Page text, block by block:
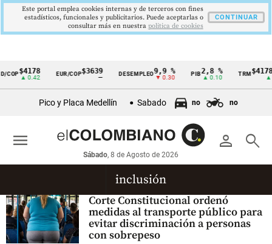
Cintillo
económicos
Colombia
COP$4178
▲ 0.42
EUR/COP$3639
—
DESEMPLEO9,9 %
▼ 0.30
PIB 2,8 %
▲ 0.10
TRM
▲
Pico y Placa Medellín Sabado no no
person search
Sábado, 8 de Agosto de 2026
menu
inclusión
Corte Constitucional ordenó
medidas al transporte público para
evitar discriminación a personas
con sobrepeso
Este portal emplea cookies internas y de terceros con fines
estadísticos, funcionales y publicitarios. Puede aceptarlas o
consultar más en nuestra politica de cookies
CONTINUAR